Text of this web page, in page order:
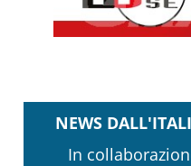
NEWS
In